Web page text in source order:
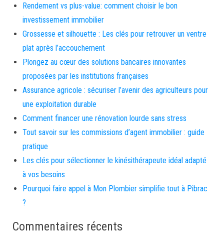
Rendement vs plus-value: comment choisir le bon
investissement immobilier
Grossesse et silhouette : Les clés pour retrouver un ventre
plat après l’accouchement
Plongez au cœur des solutions bancaires innovantes
proposées par les institutions françaises
Assurance agricole : sécuriser l’avenir des agriculteurs pour
une exploitation durable
Comment financer une rénovation lourde sans stress
Tout savoir sur les commissions d’agent immobilier : guide
pratique
Les clés pour sélectionner le kinésithérapeute idéal adapté
à vos besoins
Pourquoi faire appel à Mon Plombier simplifie tout à Pibrac
?
Commentaires récents